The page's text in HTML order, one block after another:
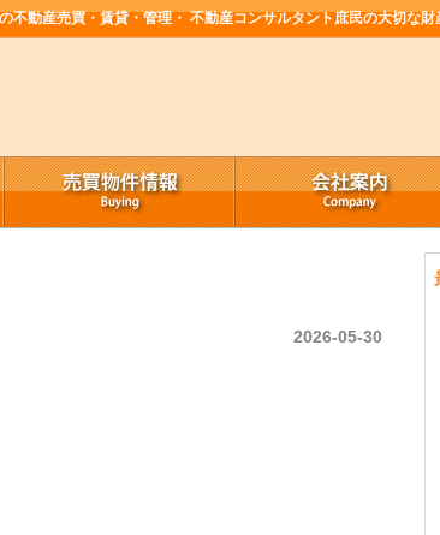
不動産売買・賃貸・管理・ 不動産コンサルタント庶民の大切な財
2026-05-30